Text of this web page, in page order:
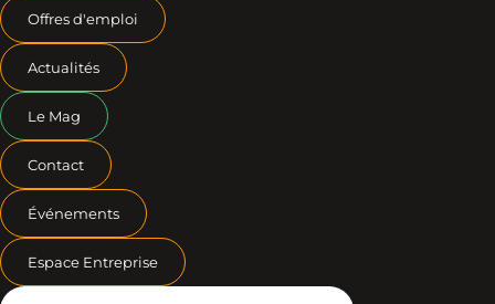
Offres d'emploi
Actualités
Le Mag
Contact
Événements
Espace Entreprise